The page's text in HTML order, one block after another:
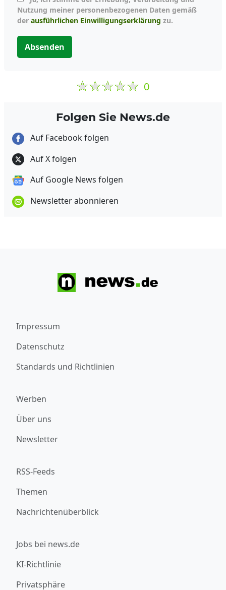
Nutzung meiner personenbezogenen Daten gemäß
der ausführlichen Einwilligungserklärung zu.
Absenden
0
Folgen Sie News.de
Auf Facebook folgen
Auf X folgen
Auf Google News folgen
Newsletter abonnieren
Impressum
Datenschutz
Standards und Richtlinien
Werben
Über uns
Newsletter
RSS-Feeds
Themen
Nachrichtenüberblick
Jobs bei news.de
KI-Richtlinie
Privatsphäre